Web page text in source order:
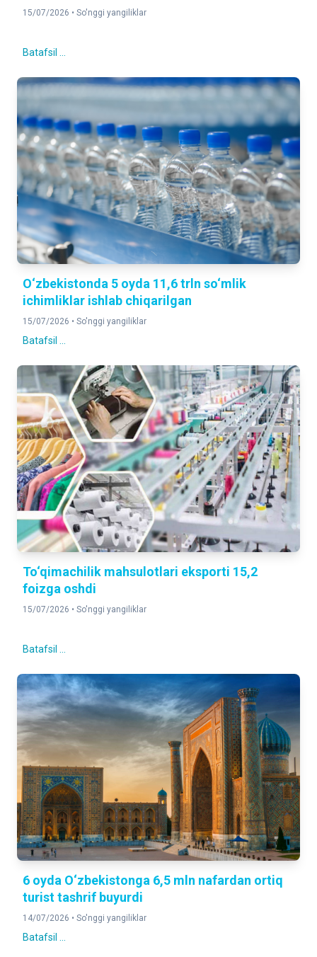
15/07/2026 • So'nggi yangiliklar
Batafsil ...
O‘zbekistonda 5 oyda 11,6 trln so‘mlik
ichimliklar ishlab chiqarilgan
15/07/2026 • So'nggi yangiliklar
Batafsil ...
To‘qimachilik mahsulotlari eksporti 15,2
foizga oshdi
15/07/2026 • So'nggi yangiliklar
Batafsil ...
6 oyda O‘zbekistonga 6,5 mln nafardan ortiq
turist tashrif buyurdi
14/07/2026 • So'nggi yangiliklar
Batafsil ...